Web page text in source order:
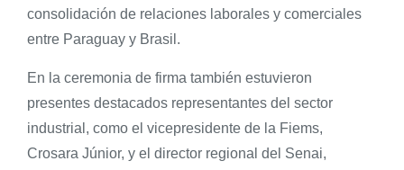
consolidación de relaciones laborales y comerciales
entre Paraguay y Brasil.
En la ceremonia de firma también estuvieron
presentes destacados representantes del sector
industrial, como el vicepresidente de la Fiems,
Crosara Júnior, y el director regional del Senai,